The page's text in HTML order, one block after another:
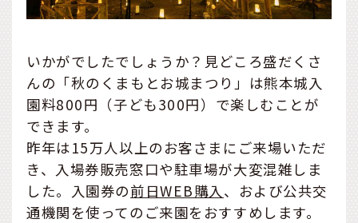
いかがでしたでしょうか？見どころ盛だくさ
んの「秋のくまもとお城まつり」は熊本城入
園料800円（子ども300円）で楽しむことが
できます。
昨年は15万人以上のお客さまにご来場いただ
き、入場券販売窓口や駐車場が大変混雑しま
した。入園券の前日WEB購入 、および公共交
通機関を使ってのご来園をおすすめします。